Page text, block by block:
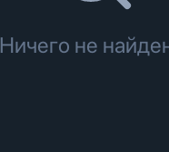
Ничего не